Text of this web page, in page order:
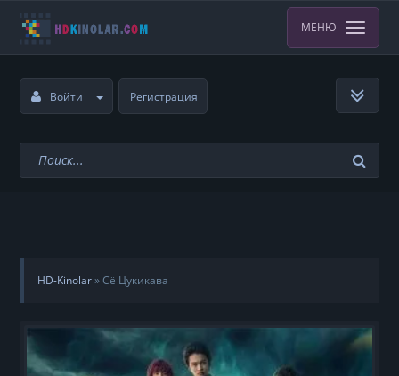
МЕНЮ
Войти Регистрация
HD-Kinolar»Сё Цукикава